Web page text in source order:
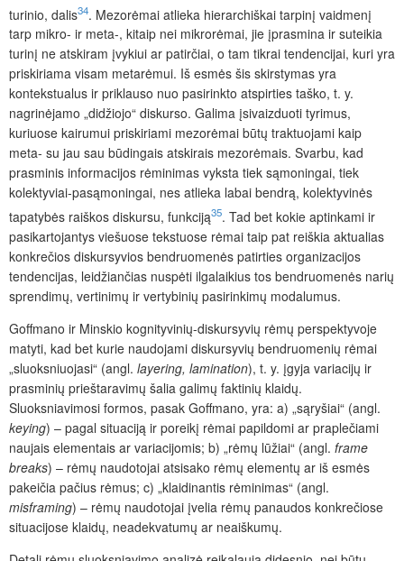
turinio, dalis34. Mezorėmai atlieka hierarchiškai tarpinį vaidmenį
tarp mikro- ir meta-, kitaip nei mikrorėmai, jie įprasmina ir suteikia
turinį ne atskiram įvykiui ar patirčiai, o tam tikrai tendencijai, kuri yra
priskiriama visam metarėmui. Iš esmės šis skirstymas yra
kontekstualus ir priklauso nuo pasirinkto atspirties taško, t. y.
nagrinėjamo „didžiojo“ diskurso. Galima įsivaizduoti tyrimus,
kuriuose kairumui priskiriami mezorėmai būtų traktuojami kaip
meta- su jau sau būdingais atskirais mezorėmais. Svarbu, kad
prasminis informacijos rėminimas vyksta tiek sąmoningai, tiek
kolektyviai-pasąmoningai, nes atlieka labai bendrą, kolektyvinės
tapatybės raiškos diskursu, funkciją35. Tad bet kokie aptinkami ir
pasikartojantys viešuose tekstuose rėmai taip pat reiškia aktualias
konkrečios diskursyvios bendruomenės patirties organizacijos
tendencijas, leidžiančias nuspėti ilgalaikius tos bendruomenės narių
sprendimų, vertinimų ir vertybinių pasirinkimų modalumus.
Goffmano ir Minskio kognityvinių-diskursyvių rėmų perspektyvoje
matyti, kad bet kurie naudojami diskursyvių bendruomenių rėmai
„sluoksniuojasi“ (angl. layering, lamination), t. y. įgyja variacijų ir
prasminių prieštaravimų šalia galimų faktinių klaidų.
Sluoksniavimosi formos, pasak Goffmano, yra: a) „sąryšiai“ (angl.
keying) – pagal situaciją ir poreikį rėmai papildomi ar praplečiami
naujais elementais ar variacijomis; b) „rėmų lūžiai“ (angl. frame
breaks) – rėmų naudotojai atsisako rėmų elementų ar iš esmės
pakeičia pačius rėmus; c) „klaidinantis rėminimas“ (angl.
misframing) – rėmų naudotojai įvelia rėmų panaudos konkrečiose
situacijose klaidų, neadekvatumų ar neaiškumų.